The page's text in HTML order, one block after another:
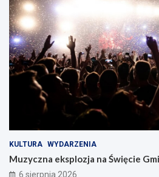
KULTURA WYDARZENIA
Muzyczna eksplozja na Święcie
6 sierpnia 2026